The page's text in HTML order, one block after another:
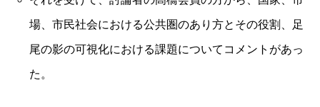
場、市民社会における公共圏のあり方とその役割、足
尾の影の可視化における課題についてコメントがあっ
た。